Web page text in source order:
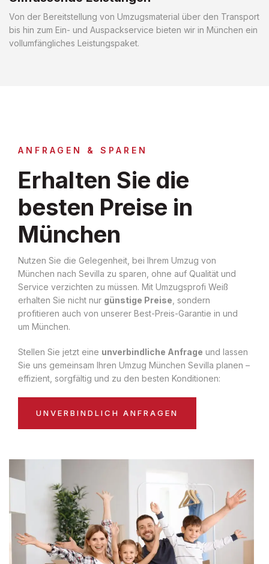
Von der Bereitstellung von Umzugsmaterial über den Transport
bis hin zum Ein- und Auspackservice bieten wir in München ein
vollumfängliches Leistungspaket.
ANFRAGEN & SPAREN
Erhalten Sie die
besten Preise in
München
Nutzen Sie die Gelegenheit, bei Ihrem Umzug von
München nach Sevilla zu sparen, ohne auf Qualität und
Service verzichten zu müssen. Mit Umzugsprofi Weiß
erhalten Sie nicht nur günstige Preise , sondern
profitieren auch von unserer Best-Preis-Garantie in und
um München.
Stellen Sie jetzt eine unverbindliche Anfrage und lassen
Sie uns gemeinsam Ihren Umzug München Sevilla planen –
effizient, sorgfältig und zu den besten Konditionen:
UNVERBINDLICH ANFRAGEN